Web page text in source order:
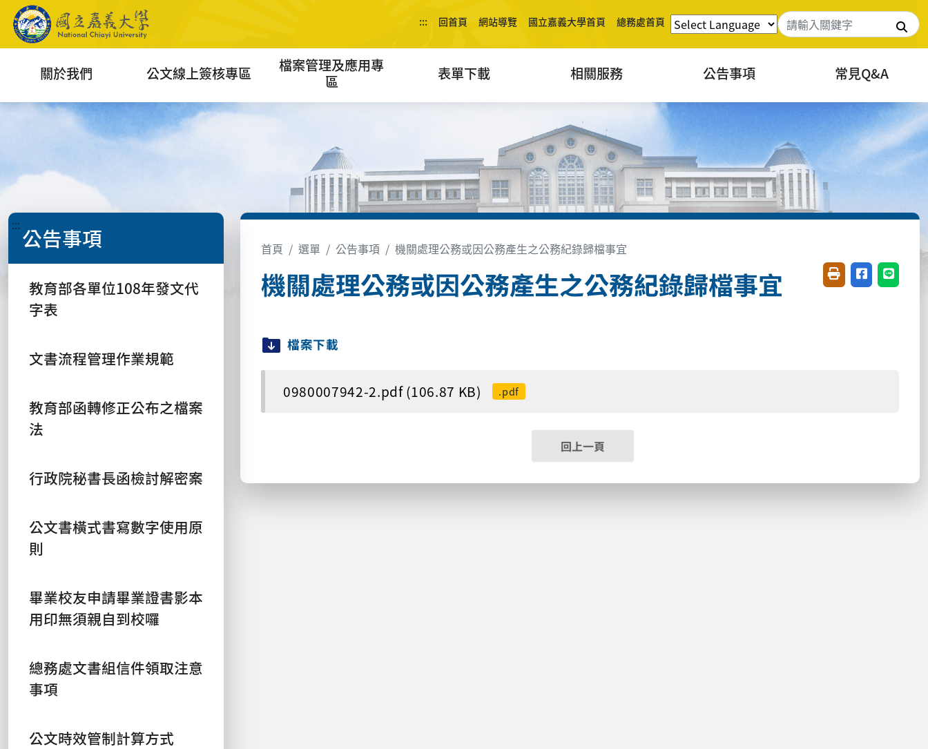
::: 回首頁 網站導覽 國立嘉義大學首頁 總務處首頁 搜尋
關於我們 公文線上簽核專區
檔案管理及應用專
區
表單下載 相關服務 公告事項 常見Q&A
::: 公告事項
教育部各單位108年發文代
字表
文書流程管理作業規範
教育部函轉修正公布之檔案
法
行政院秘書長函檢討解密案
公文書橫式書寫數字使用原
則
畢業校友申請畢業證書影本
用印無須親自到校囉
總務處文書組信件領取注意
事項
公文時效管制計算方式
首頁 選單 公告事項 機關處理公務或因公務產生之公務紀錄歸檔事宜
機關處理公務或因公務產生之公務紀錄歸檔事宜 友善列印(開新視窗)
分享至臉書(
分享至
檔案下載
0980007942-2.pdf (106.87 KB) .pdf
回上一頁